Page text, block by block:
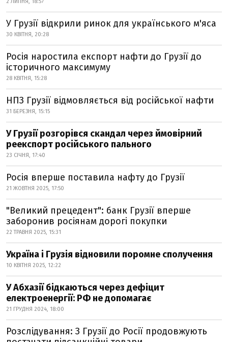
У Грузії відкрили ринок для українського м'яса
30 КВІТНЯ, 20:28
Росія наростила експорт нафти до Грузії до
історичного максимуму
28 КВІТНЯ, 15:28
НПЗ Грузії відмовляється від російської нафти
31 БЕРЕЗНЯ, 15:15
У Грузії розгорівся скандал через ймовірний
реекспорт російського пального
23 СІЧНЯ, 17:40
Росія вперше поставила нафту до Грузії
21 ЖОВТНЯ 2025, 17:50
"Великий прецедент": банк Грузії вперше
заборонив росіянам дорогі покупки
22 ТРАВНЯ 2025, 15:31
Україна і Грузія відновили поромне сполучення
10 КВІТНЯ 2025, 12:22
У Абхазії бідкаються через дефіцит
електроенергії: РФ не допомагає
21 ГРУДНЯ 2024, 18:00
Розслідування: З Грузії до Росії продовжують